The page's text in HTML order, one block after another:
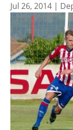
Jul 26, 2014|